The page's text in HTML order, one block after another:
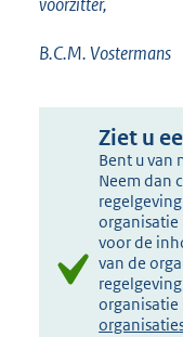
B.C.M. Vostermans
Ziet u
Bent u van
Neem dan
voor de
van de
organisatie